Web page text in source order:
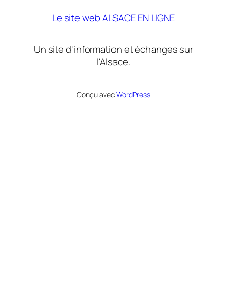
Le site web ALSACE EN LIGNE
Un site d'information et échanges sur
l'Alsace.
Conçu avecWordPress